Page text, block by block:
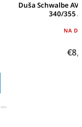
Duša Schwalbe
340/355
NA